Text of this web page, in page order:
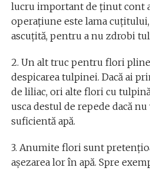
lucru important de ţinut cont
operaţiune este lama
ascuţită, pentru a nu zdrobi
2. Un alt truc pentru flori pline
despicarea tulpinei. Dacă ai
de liliac, ori alte flori cu
usca destul de repede dacă
suficientă apă.
3. Anumite flori sunt
aşezarea lor în apă. Spre